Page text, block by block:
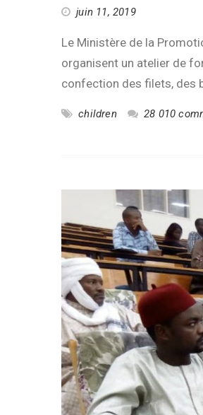
juin 11, 2019
Le Ministère de la
organisent un atelier de
confection des filets, des
children 28 010